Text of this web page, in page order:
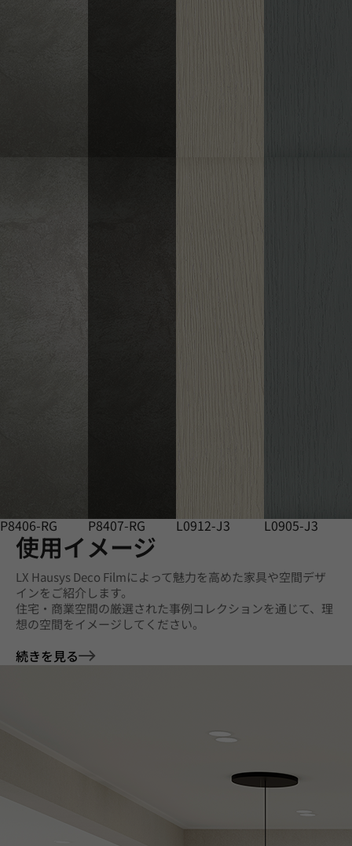
P8406-RG P8407-RG L0912-J3 L0905-J3
使用イメージ
LX Hausys Deco Filmによって魅力を高めた家具や空間デザ
インをご紹介します。
住宅・商業空間の厳選された事例コレクションを通じて、理
想の空間をイメージしてください。
続きを見る